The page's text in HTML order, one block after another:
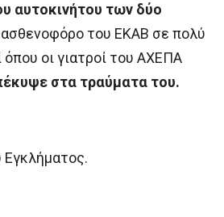
αυτοκινήτου των δύο
του ΕΚΑΒ σε πολύ
οι γιατροί του ΑΧΕΠΑ
στα τραύματα του.